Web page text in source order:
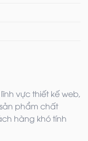
vực thiết kế web,
phẩm chất
hàng khó tính